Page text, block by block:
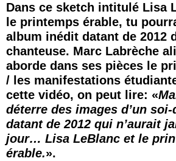
Dans ce sketch intitulé Lisa
le printemps érable, tu
album inédit datant de 2012
chanteuse. Marc Labrèche
aborde dans ses pièces le
/ les manifestations
cette vidéo, on peut lire: «
déterre des images d’un
datant de 2012 qui n’aurait
jour… Lisa LeBlanc et le
érable.».